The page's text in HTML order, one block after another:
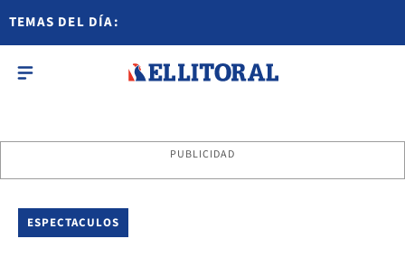
TEMAS DEL DÍA:
PUBLICIDAD
ESPECTACULOS